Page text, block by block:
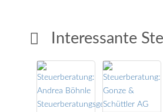
Interessante